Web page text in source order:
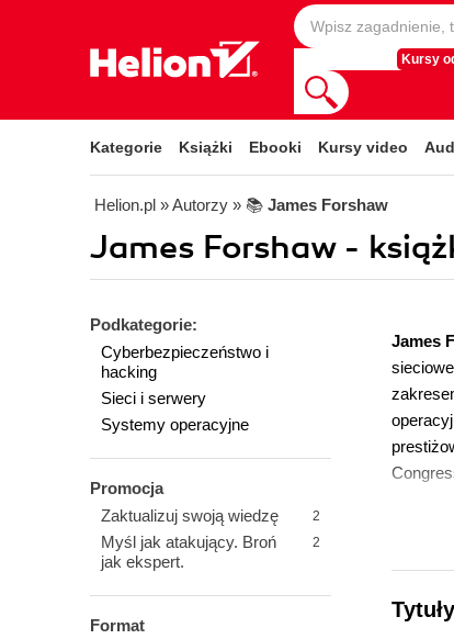
Kursy
Kategorie Książki Ebooki Kursy video
Helion.pl » Autorzy » 📚 James Forshaw
James Forshaw -
Podkategorie:
Cyberbezpieczeństwo i
hacking
Sieci i serwery
Systemy operacyjne
Promocja
Zaktualizuj swoją wiedzę
2
Myśl jak atakujący. Broń
jak ekspert.
2
Format
James